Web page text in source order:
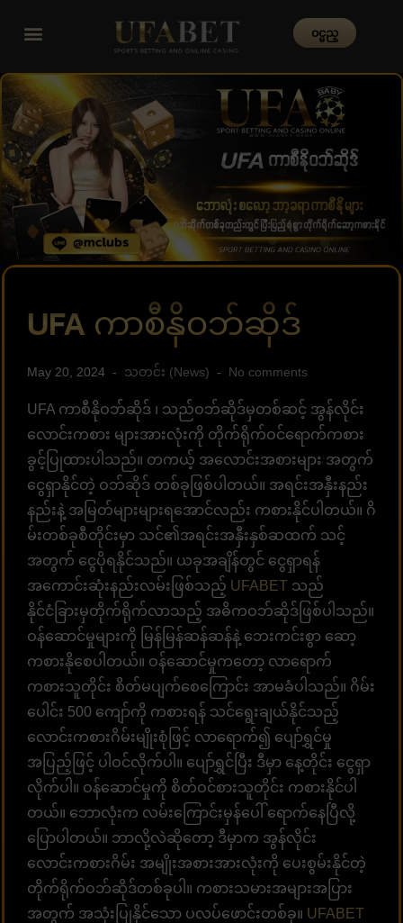
၀င္မည္
UFA ကာစီနိုဝဘ်ဆိုဒ်
May 20, 2024 သတင်း (News) No comments
UFA ကာစီနိုဝဘ်ဆိုဒ် ၊ သည်ဝဘ်ဆိုဒ်မှတစ်ဆင့် အွန်လိုင်း
လောင်းကစား များအားလုံးကို တိုက်ရိုက်ဝင်ရောက်ကစား
ခွင့်ပြုထားပါသည်။ တကယ့် အလောင်းအစားများ အတွက်
ငွေရှာနိုင်တဲ့ ဝဘ်ဆိုဒ် တစ်ခုဖြစ်ပါတယ်။ အရင်းအနှီးနည်း
နည်းနဲ့ အမြတ်များများရအောင်လည်း ကစားနိုင်ပါတယ်။ ဂိ
မ်းတစ်ခုစီတိုင်းမှာ သင်၏အရင်းအနှီးနှစ်ဆထက် သင့်
အတွက် ငွေပိုရနိုင်သည်။ ယခုအချိန်တွင် ငွေရှာရန်
အကောင်းဆုံးနည်းလမ်းဖြစ်သည့် UFABET သည်
နိုင်ငံခြားမှတိုက်ရိုက်လာသည့် အဓိကဝဘ်ဆိုဒ်ဖြစ်ပါသည်။
ဝန်ဆောင်မှုများကို မြန်မြန်ဆန်ဆန်နဲ့ ဘေးကင်းစွာ ဆော့
ကစားနိုစေပါတယ်။ ဝန်ဆောင်မှုကတော့ လာရောက်
ကစားသူတိုင်း စိတ်မပျက်စေကြောင်း အာမခံပါသည်။ ဂိမ်း
ပေါင်း 500 ကျော်ကို ကစားရန် သင်ရွေးချယ်နိုင်သည့်
လောင်းကစားဂိမ်းမျိုးစုံဖြင့် လာရောက်၍ ပျော်ရွှင်မှု
အပြည့်ဖြင့် ပါဝင်လိုက်ပါ။ ပျော်ရွှင်ပြီး ဒီမှာ နေ့တိုင်း ငွေရှာ
လိုက်ပါ။ ဝန်ဆောင်မှုကို စိတ်ဝင်စားသူတိုင်း ကစားနိုင်ပါ
တယ်။ ဘောလုံးက လမ်းကြောင်းမှန်ပေါ် ရောက်နေပြီလို့
ပြောပါတယ်။ ဘာလို့လဲဆိုတော့ ဒီမှာက အွန်လိုင်း
လောင်းကစားဂိမ်း အမျိုးအစားအားလုံးကို ပေးစွမ်းနိုင်တဲ့
တိုက်ရိုက်ဝဘ်ဆိုဒ်တစ်ခုပါ။ ကစားသမားအများအပြား
အတွက် အသုံးပြုနိုင်သော ပလပ်ဖောင်းတစ်ခု။ UFABET